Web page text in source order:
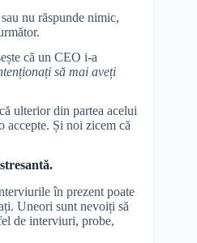
nu răspunde nimic,
că un CEO i-a
să mai aveți
ulterior din partea acelui
accepte. Și noi zicem că
în prezent poate
Uneori sunt nevoiți să
de interviuri, probe,